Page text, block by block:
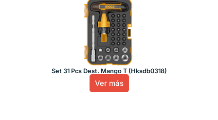
Set 31 Pcs Dest. Mango T (Hksdb0318)
Ver más